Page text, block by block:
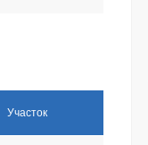
Участок